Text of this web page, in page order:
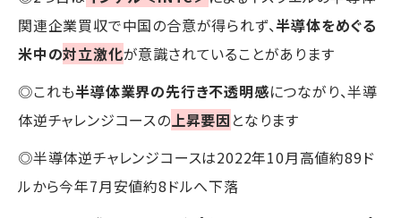
関連企業買収で中国の合意が得られず、半導体をめぐる
米中の対立激化が意識されていることがあります
◎これも半導体業界の先行き不透明感につながり、半導
体逆チャレンジコースの 上昇要因 となります
◎半導体逆チャレンジコースは2022年10月高値約89ド
ルから今年7月安値約8ドルへ下落